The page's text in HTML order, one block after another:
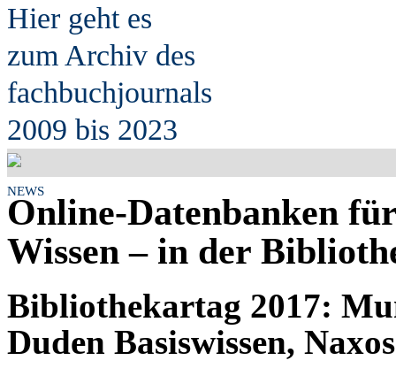
Hier geht es
zum Archiv des
fachbuchjournals
2009 bis 2023
NEWS
Online-Datenbanken
Wissen – in der
Bibliothekartag 2017:
Duden Basiswissen,